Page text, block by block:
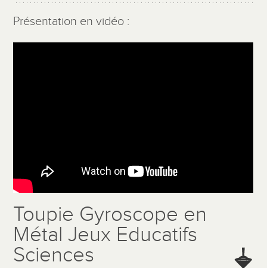
Présentation en vidéo :
Toupie Gyroscope en
Métal Jeux Educatifs
Sciences